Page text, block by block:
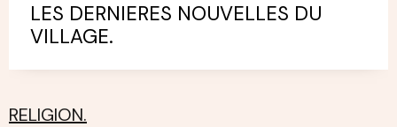
LES DERNIERES NOUVELLES DU
VILLAGE.
RELIGION.